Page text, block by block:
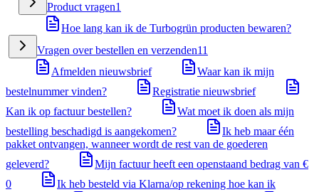
Product vragen1
Hoe lang kan ik de Turbogrün producten bewaren?
Vragen over bestellen en verzenden11
Afmelden nieuwsbrief
Waar kan ik mijn
bestelnummer vinden?
Registratie nieuwsbrief
Kan ik op factuur bestellen?
Wat moet ik doen als mijn
bestelling beschadigd is aangekomen?
Ik heb maar één
pakket ontvangen, wanneer wordt de rest van de goederen
geleverd?
Mijn factuur heeft een openstaand bedrag van €
0
Ik heb besteld via Klarna/op rekening hoe kan ik